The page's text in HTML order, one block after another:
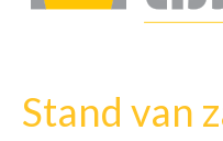
Stand van